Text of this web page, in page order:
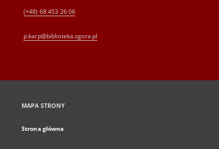
(+48) 68 453 26 06
p.karp@biblioteka.zgora.pl
MAPA STRONY
Strona główna